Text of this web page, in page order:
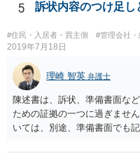
5 訴状内容のつけ足し
#住民・入居者・買主側 #管理会社・
2019年7月18日
理崎 智英 弁護士
陳述書は、訴状、準備書面な
ための証拠の一つに過ぎませ
いては、別途、準備書面でも
合もありますが、 基本的には